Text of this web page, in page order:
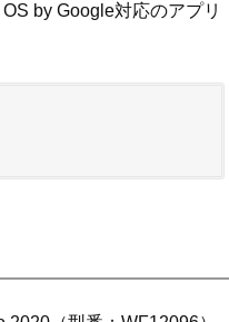
by Google対応のアプリ